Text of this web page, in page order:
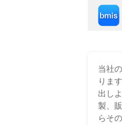
当社
りま
出し
製、
らそ